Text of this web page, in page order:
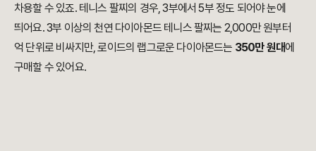
차용할 수 있죠. 테니스 팔찌의 경우, 3부에서 5부 정도 되어야 눈에
띄어요. 3부 이상의 천연 다이아몬드 테니스 팔찌는 2,000만 원부터
억 단위로 비싸지만, 로이드의 랩그로운 다이아몬드는 350만 원대에
구매할 수 있어요.